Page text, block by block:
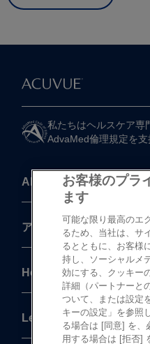
私たちは​ヘルスケア専
AdvaMed倫理規定を​支
About
アキュビュー®製品
Help
Legal
お客様のプラ
ます
可能な限り最高のエ
るため、当社は、サ
るとともに、お客様
持し、ソーシャルメ
効にする、クッキー
詳細（パートナーと
ついて、または設定
キーの設定」を参照
る場合は [同意] を、
用する場合は [拒否]